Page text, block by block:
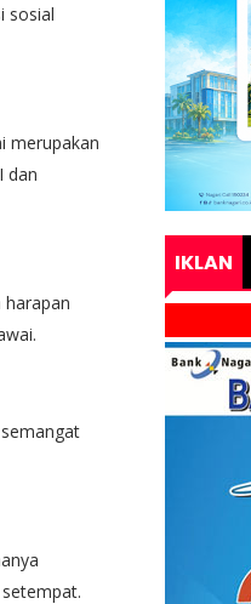
sosial
merupakan
dan
harapan
IKLAN